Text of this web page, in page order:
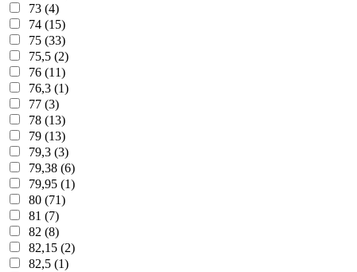
73 (4)
74 (15)
75 (33)
75,5 (2)
76 (11)
76,3 (1)
77 (3)
78 (13)
79 (13)
79,3 (3)
79,38 (6)
79,95 (1)
80 (71)
81 (7)
82 (8)
82,15 (2)
82,5 (1)